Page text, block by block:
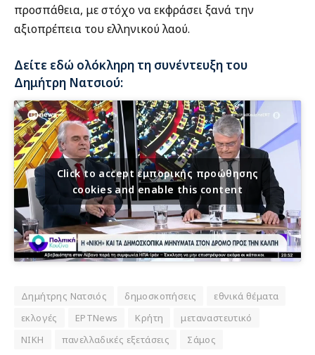
προσπάθεια, με στόχο να εκφράσει ξανά την
αξιοπρέπεια του ελληνικού λαού.
Δείτε εδώ ολόκληρη τη συνέντευξη του
Δημήτρη Νατσιού:
Click to accept εμπορικής προώθησης
cookies and enable this content
Δημήτρης Νατσιός δημοσκοπήσεις
εθνικά θέματα
εκλογές
ΕΡΤNews Κρήτη
μεταναστευτικό
ΝΙΚΗ
πανελλαδικές εξετάσεις Σάμος